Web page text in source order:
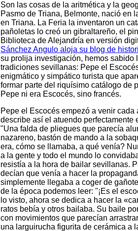
Son las cosas de la aritmética y la
Pasmo de Triana, Belmonte, nació en
en Triana. La Feria la inventaron un
pañoletas lo creó un gibraltareño, el
Biblioteca de Alejandría en versión
Sánchez Angulo aloja su blog de
su prolija investigación, hemos sabido
tradiciones sevillanas: Pepe el
enigmático y simpático turista que
formar parte del riquísimo catálogo de
Pepe ni era Escocés, sino francés.
Pepe el Escocés empezó a venir
describe así el atuendo perfectamente
"Una falda de pliegues que parecía
nazareno, bastón de mando a la
era, cómo se llamaba, a qué venía?
a la gente y todo el mundo lo
resistía a la hora de bailar sevillanas.
decían que venía a hacer la
simplemente llegaba a coger de
de la época podemos leer: "¡Es el
lo visto, ahora se dedica a hacer la
ratos bebía y otros bailaba. Su baile
con movimientos que parecían
una larguirucha figurita de cerámica a